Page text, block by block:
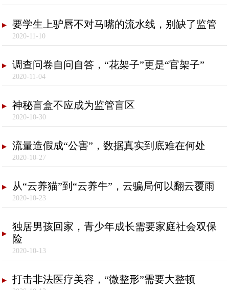
要学生上驴唇不对马嘴的流水线，别缺了监管
2020-11-10
调查问卷自问自答，“花架子”更是“官架子”
2020-11-04
神秘盲盒不应成为监管盲区
2020-10-30
流量造假成“公害”，数据真实到底难在何处
2020-10-27
从“云养猫”到“云养牛”，云骗局何以翻云覆雨
2020-10-23
独居男孩回家，青少年成长需要家庭社会双保
险
2020-10-13
打击非法医疗美容，“微整形”需要大整顿